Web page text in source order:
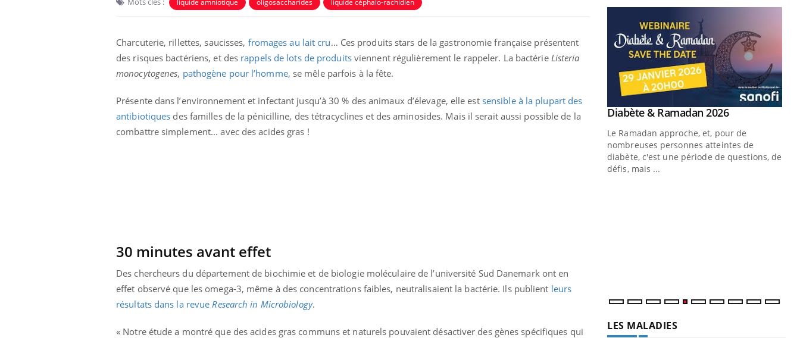
Charcuterie, rillettes, saucisses, fromages au lait cru… Ces produits stars de la gastronomie française présentent
des risques bactériens, et des rappels de lots de produitsviennent régulièrement le rappeler. La bactérie Listeria
monocytogenes, pathogène pour l’homme, se mêle parfois à la fête.
Présente dans l’environnement et infectant jusqu’à 30 % des animaux d’élevage, elle est sensible à la plupart des
antibiotiques des familles de la pénicilline, des tétracyclines et des aminosides. Mais il serait aussi possible de la
combattre simplement... avec des acides gras !
30 minutes avant effet
Des chercheurs du département de biochimie et de biologie moléculaire de l’université Sud Danemark ont en
effet observé que les omega-3, même à des concentrations faibles, neutralisaient la bactérie. Ils publient leurs
résultats dans la revue Research in Microbiology.
« Notre étude a montré que des acides gras communs et naturels pouvaient désactiver des gènes spécifiques qui
Carence en fer : comprendre pour
Youtube
Youtube
Insuline & Charge mentale : et si on
osait en parler??Youtube
Youtube
Eczéma Chronique des Mains : se
préparer pour l’été !Youtube
Youtube
Diabète & Ramadan 2026Youtube
Le Ramadan approche, et, pour de
nombreuses personnes atteintes de
diabète, c'est une période de questions, de
défis, mais ...
LES MALADIES